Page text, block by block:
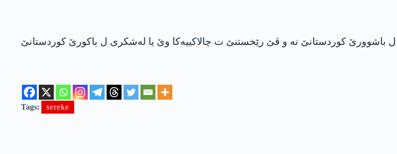
ل باشوورێ كوردستانێ نه‌ و ڤێ رێخستنێ ت چالاكییه‌كا وێ یا له‌شكری ل باكورێ كوردستانێ
Tags: sereke